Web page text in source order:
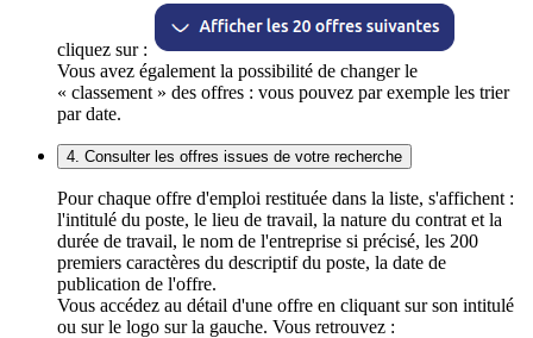
cliquez sur :
Vous avez également la possibilité de changer le
« classement » des offres : vous pouvez par exemple les trier
par date.
4. Consulter les offres issues de votre recherche
Pour chaque offre d'emploi restituée dans la liste, s'affichent :
l'intitulé du poste, le lieu de travail, la nature du contrat et la
durée de travail, le nom de l'entreprise si précisé, les 200
premiers caractères du descriptif du poste, la date de
publication de l'offre.
Vous accédez au détail d'une offre en cliquant sur son intitulé
ou sur le logo sur la gauche. Vous retrouvez :